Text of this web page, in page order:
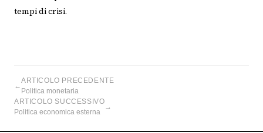
tempi di crisi.
←
ARTICOLO PRECEDENTE
Politica monetaria
ARTICOLO SUCCESSIVO
Politica economica esterna
→